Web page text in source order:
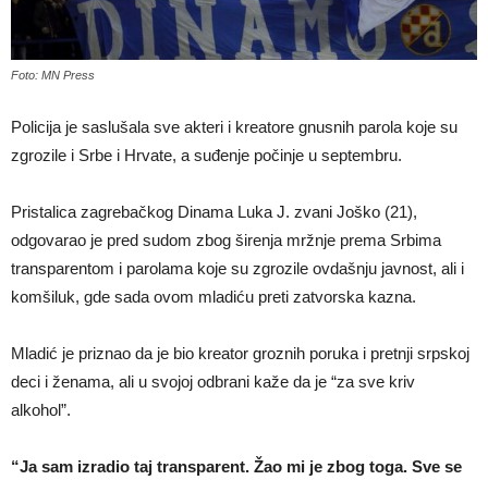
Foto: MN Press
Policija je saslušala sve akteri i kreatore gnusnih parola koje su
zgrozile i Srbe i Hrvate, a suđenje počinje u septembru.
Pristalica zagrebačkog Dinama Luka J. zvani Joško (21),
odgovarao je pred sudom zbog širenja mržnje prema Srbima
transparentom i parolama koje su zgrozile ovdašnju javnost, ali i
komšiluk, gde sada ovom mladiću preti zatvorska kazna.
Mladić je priznao da je bio kreator groznih poruka i pretnji srpskoj
deci i ženama, ali u svojoj odbrani kaže da je “za sve kriv
alkohol”.
“Ja sam izradio taj transparent. Žao mi je zbog toga. Sve se